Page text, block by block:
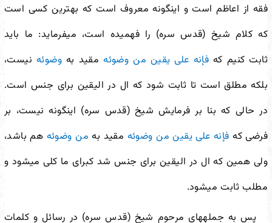
فقه از اعاظم است و اینگونه معروف است که بهترین کسی است
که کلام شیخ (قدس سره) را فهمیده است، میفرماید: ما باید
ثابت کنیم که فإنه علی یقین من وضوئهمقید بهوضوئه نیست،
بلکه مطلق است تا ثابت شود که ال در الیقین برای جنس است.
در حالی که بنا بر فرمایش شیخ (قدس سره) اینگونه نیست، بر
فرضی که فإنه علی یقین من وضوئه مقید به من وضوئه هم باشد،
ولی همین که ال در الیقین برای جنس شد کبرای ما کلی میشود و
مطلب ثابت میشود.
پس به جملههای مرحوم شیخ (قدس سره) در رسائل و کلمات